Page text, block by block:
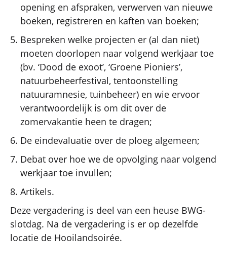
opening en afspraken, verwerven van nieuwe
boeken, registreren en kaften van boeken;
Bespreken welke projecten er (al dan niet)
moeten doorlopen naar volgend werkjaar toe
(bv. ‘Dood de exoot’, ‘Groene Pioniers’,
natuurbeheerfestival, tentoonstelling
natuuramnesie, tuinbeheer) en wie ervoor
verantwoordelijk is om dit over de
zomervakantie heen te dragen;
De eindevaluatie over de ploeg algemeen;
Debat over hoe we de opvolging naar volgend
werkjaar toe invullen;
Artikels.
Deze vergadering is deel van een heuse BWG-
slotdag. Na de vergadering is er op dezelfde
locatie de Hooilandsoirée.